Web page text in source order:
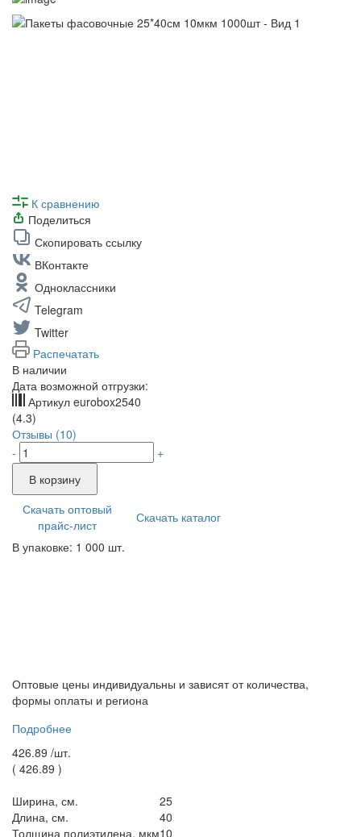
К сравнению
Поделиться
Скопировать ссылку
ВКонтакте
Одноклассники
Telegram
Twitter
Распечатать
В наличии
Дата возможной отгрузки:
Артикул eurobox2540
(4.3)
Отзывы (10)
-
+
В корзину
Скачать оптовый
прайс-лист
Скачать каталог
В упаковке: 1 000 шт.
Оптовые цены индивидуальны и зависят от количества,
формы оплаты и региона
Подробнее
426.89 /шт.
( 426.89 )
Ширина, см.
25
Длина, см.
40
Толщина полиэтилена, мкм10